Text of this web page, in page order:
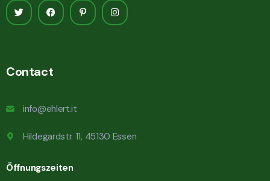
Contact
info@ehlert.it
Hildegardstr. 11, 45130 Essen
Öffnungszeiten